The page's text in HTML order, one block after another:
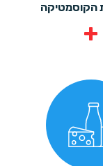
הקוסמטיקה
+